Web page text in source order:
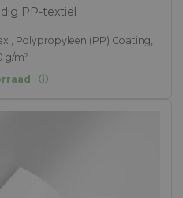
PP-textiel
, Polypropyleen (PP) Coating,
g/m²